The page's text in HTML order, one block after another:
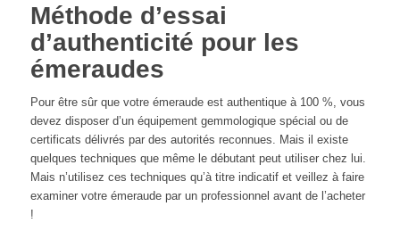
Méthode d’essai
d’authenticité pour les
émeraudes
Pour être sûr que votre émeraude est authentique à 100 %, vous
devez disposer d’un équipement gemmologique spécial ou de
certificats délivrés par des autorités reconnues. Mais il existe
quelques techniques que même le débutant peut utiliser chez lui.
Mais n’utilisez ces techniques qu’à titre indicatif et veillez à faire
examiner votre émeraude par un professionnel avant de l’acheter
!